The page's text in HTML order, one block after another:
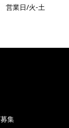
営業日/火-土
集